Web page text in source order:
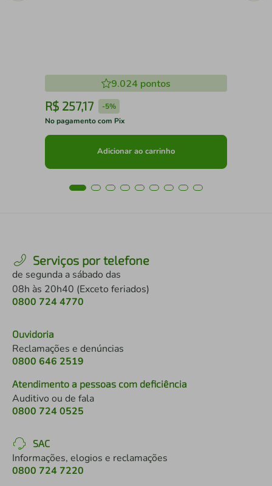
9.024 pontos
R$ 257,17 -5%
No pagamento com Pix
Adicionar ao carrinho
Serviços por telefone
de segunda a sábado das
08h às 20h40 (Exceto feriados)
0800 724 4770
Ouvidoria
Reclamações e denúncias
0800 646 2519
Atendimento a pessoas com deficiência
Auditivo ou de fala
0800 724 0525
SAC
Informações, elogios e reclamações
0800 724 7220